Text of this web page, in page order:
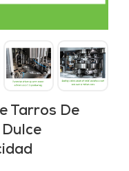
Tarros De
Dulce